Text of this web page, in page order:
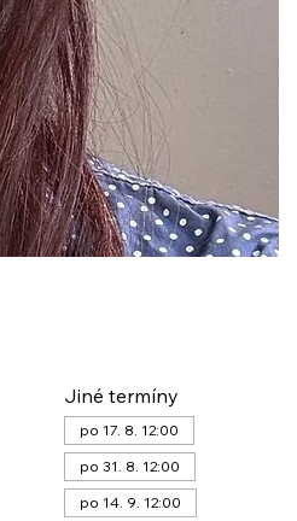
Jiné termíny
po 17. 8. 12:00
po 31. 8. 12:00
po 14. 9. 12:00